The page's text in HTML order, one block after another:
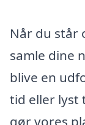
Når du står
samle dine
blive en
tid eller lyst
gør vores